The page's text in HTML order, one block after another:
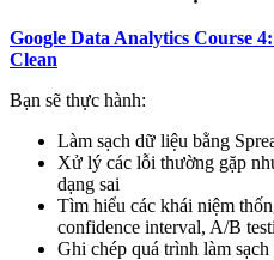
Google Data Analytics Course
Clean
Bạn sẽ thực hành:
Làm sạch dữ liệu bằng
Xử lý các lỗi thường gặp
dạng sai
Tìm hiểu các khái niệm
confidence interval, A/B
Ghi chép quá trình làm